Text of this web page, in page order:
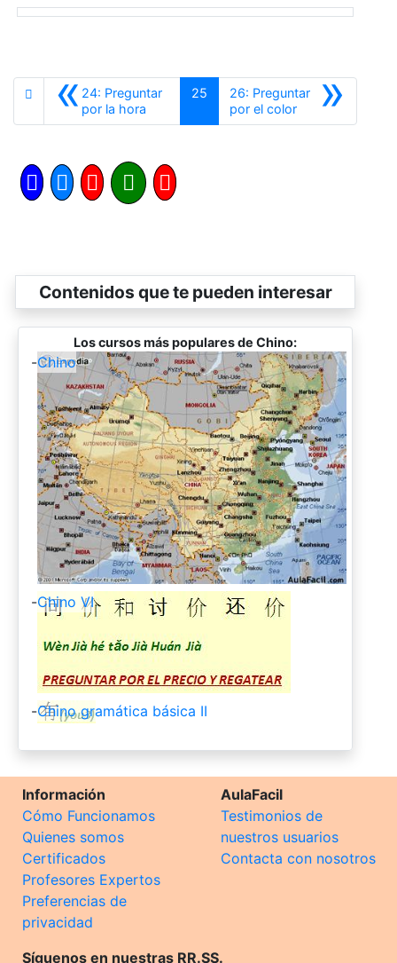
«24: Preguntar
por la hora
25 »
26: Preguntar
por el colorSiguiente
Contenidos que te pueden interesar
Los cursos más populares de Chino:
-Chino
-Chino VI
-Chino gramática básica II
Información
Cómo Funcionamos
Quienes somos
Certificados
Profesores Expertos
Preferencias de
privacidad
AulaFacil
Testimonios de
nuestros usuarios
Contacta con nosotros
Síguenos en nuestras RR.SS.